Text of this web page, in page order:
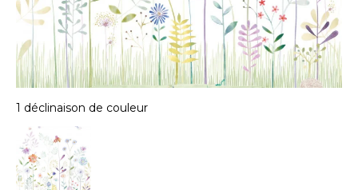
1 déclinaison de couleur